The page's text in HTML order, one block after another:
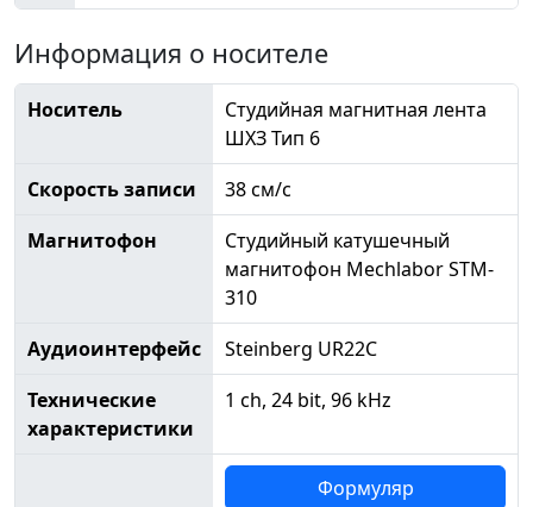
Информация о носителе
Носитель
Студийная магнитная лента
ШХЗ Тип 6
Скорость записи
38 см/с
Магнитофон
Студийный катушечный
магнитофон Mechlabor STM-
310
Аудиоинтерфейс
Steinberg UR22C
Технические
характеристики
1 ch, 24 bit, 96 kHz
Формуляр